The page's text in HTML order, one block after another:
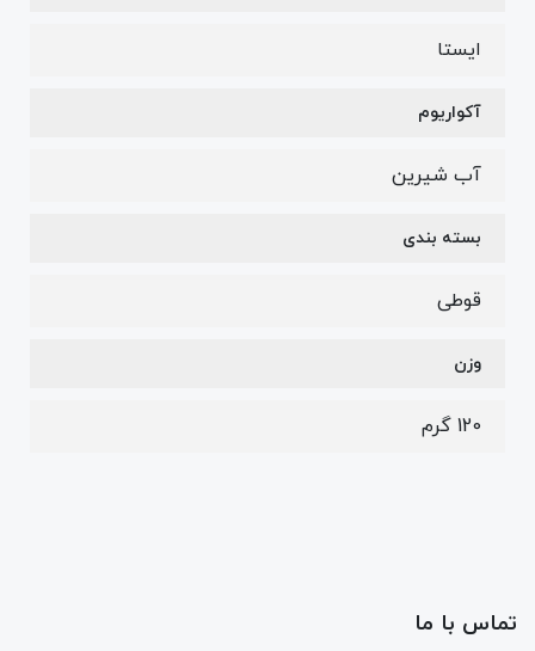
ایستا
آکواریوم
آب شیرین
بسته بندی
قوطی
وزن
120 گرم
تماس با ما